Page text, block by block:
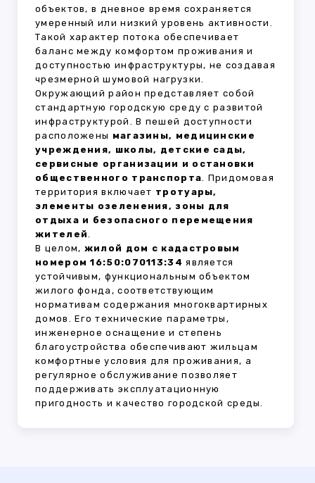
объектов, в дневное время сохраняется
умеренный или низкий уровень активности.
Такой характер потока обеспечивает
баланс между комфортом проживания и
доступностью инфраструктуры, не создавая
чрезмерной шумовой нагрузки.
Окружающий район представляет собой
стандартную городскую среду с развитой
инфраструктурой. В пешей доступности
расположены магазины, медицинские
учреждения, школы, детские сады,
сервисные организации и остановки
общественного транспорта. Придомовая
территория включает тротуары,
элементы озеленения, зоны для
отдыха и безопасного перемещения
жителей.
В целом, жилой дом с кадастровым
номером 16:50:070113:34 является
устойчивым, функциональным объектом
жилого фонда, соответствующим
нормативам содержания многоквартирных
домов. Его технические параметры,
инженерное оснащение и степень
благоустройства обеспечивают жильцам
комфортные условия для проживания, а
регулярное обслуживание позволяет
поддерживать эксплуатационную
пригодность и качество городской среды.